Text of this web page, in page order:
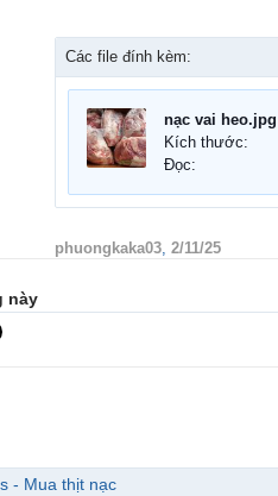
Các file đính kèm:
nạc vai heo.jpg
Kích thước:
Đọc:
phuongkaka03, 2/11/25
này
- Mua thịt nạc